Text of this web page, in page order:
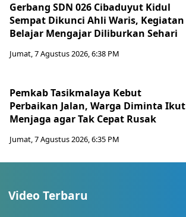
Gerbang SDN 026 Cibaduyut Kidul
Sempat Dikunci Ahli Waris, Kegiatan
Belajar Mengajar Diliburkan Sehari
Jumat, 7 Agustus 2026, 6:38 PM
Pemkab Tasikmalaya Kebut
Perbaikan Jalan, Warga Diminta Ikut
Menjaga agar Tak Cepat Rusak
Jumat, 7 Agustus 2026, 6:35 PM
Video Terbaru